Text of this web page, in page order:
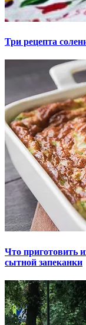
Три рецепта
Что приготовить
сытной запеканки